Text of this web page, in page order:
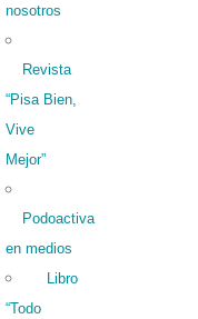
nosotros
Revista
“Pisa Bien,
Vive
Mejor”
Podoactiva
en medios
Libro
“Todo